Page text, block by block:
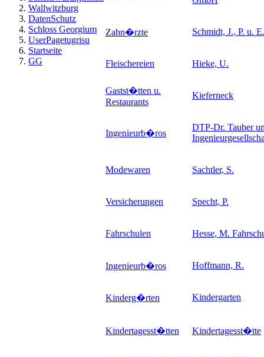
Wallwitzburg
DatenSchutz
Schloss Georgium
UserPagetugrisu
Startseite
GG
Zahn�rzte Schmidt, J., P. u.
Fleischereien Hieke, U.
Gastst�tten u.
Restaurants
Kieferneck
Ingenieurb�ros
DTP-Dr. Tauber
Modewaren Sachtler, S.
Versicherungen Specht, P.
Fahrschulen Hesse, M.
Ingenieurb�ros Hoffmann, R.
Kinderg�rten Kindergarten
Kindertagesst�tten Kindertagesst�tte